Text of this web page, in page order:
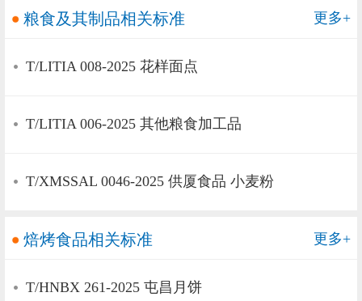
粮食及其制品相关标准 更多+
T/LITIA 008-2025 花样面点
T/LITIA 006-2025 其他粮食加工品
T/XMSSAL 0046-2025 供厦食品 小麦粉
焙烤食品相关标准 更多+
T/HNBX 261-2025 屯昌月饼